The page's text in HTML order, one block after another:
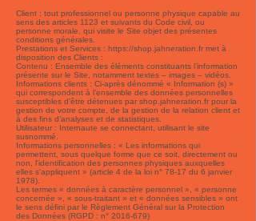
Client : tout professionnel ou personne physique capable au
sens des articles 1123 et suivants du Code civil, ou
personne morale, qui visite le Site objet des présentes
conditions générales.
Prestations et Services : https://shop.jahneration.frmet à
disposition des Clients :
Contenu : Ensemble des éléments constituants l’information
présente sur le Site, notamment textes – images – vidéos.
Informations clients : Ci-après dénommé « Information (s) »
qui correspondent à l’ensemble des données personnelles
susceptibles d’être détenues par shop.jahneration.fr pour la
gestion de votre compte, de la gestion de la relation client et
à des fins d’analyses et de statistiques.
Utilisateur : Internaute se connectant, utilisant le site
susnommé.
Informations personnelles : « Les informations qui
permettent, sous quelque forme que ce soit, directement ou
non, l'identification des personnes physiques auxquelles
elles s'appliquent » (article 4 de la loi n° 78-17 du 6 janvier
1978).
Les termes « données à caractère personnel », « personne
concernée », « sous-traitant » et « données sensibles » ont
le sens défini par le Règlement Général sur la Protection
des Données (RGPD : n° 2016-679)